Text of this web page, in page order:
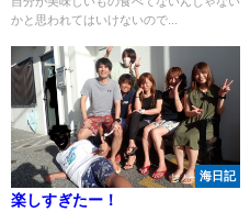
かと思われてはいけないので...
海日記
楽しすぎたー！